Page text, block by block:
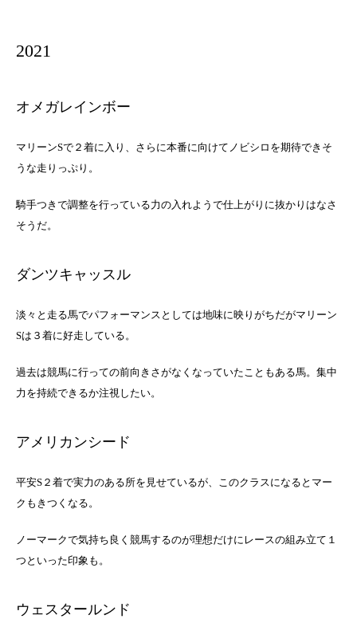
2021
オメガレインボー
マリーンSで２着に入り、さらに本番に向けてノビシロを期待できそ
うな走りっぷり。
騎手つきで調整を行っている力の入れようで仕上がりに抜かりはなさ
そうだ。
ダンツキャッスル
淡々と走る馬でパフォーマンスとしては地味に映りがちだがマリーン
Sは３着に好走している。
過去は競馬に行っての前向きさがなくなっていたこともある馬。集中
力を持続できるか注視したい。
アメリカンシード
平安S２着で実力のある所を見せているが、このクラスになるとマー
クもきつくなる。
ノーマークで気持ち良く競馬するのが理想だけにレースの組み立て１
つといった印象も。
ウェスタールンド